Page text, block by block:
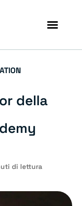
della
di lettura